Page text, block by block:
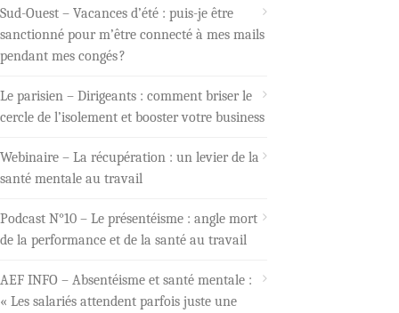
Sud-Ouest – Vacances d’été : puis-je être
sanctionné pour m’être connecté à mes mails
pendant mes congés ?
Le parisien – Dirigeants : comment briser le
cercle de l’isolement et booster votre business
Webinaire – La récupération : un levier de la
santé mentale au travail
Podcast N°10 – Le présentéisme : angle mort
de la performance et de la santé au travail
AEF INFO – Absentéisme et santé mentale :
« Les salariés attendent parfois juste une